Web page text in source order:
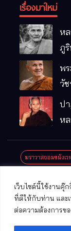
เว็บไซต์นี้ใช้งานคุ๊
ที่ดีให้กับท่าน และ
ต่อความต้องการข
เรื่องมาใหม่
ห
ภู
พ
ผู้
ร
พ
วั
คุ
แ
อ.
จ.
ป
ห
ม
ฆราวาสจอมขมังเว
ปาฏิหาริย์พระเครื่
พระพุทธรูปศักดิ์สิ